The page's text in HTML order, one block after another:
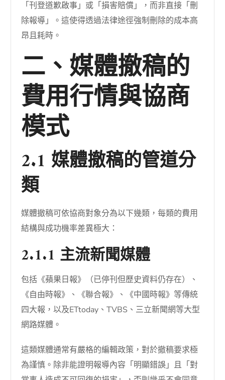
「刊登道歉啟事」或「損害賠償」，而非直接「刪
除報導」。這使得透過法律途徑強制刪除的成本高
昂且耗時。
二、媒體撤稿的
費用行情與協商
模式
2.1 媒體撤稿的管道分
類
媒體撤稿可依協商對象分為以下幾類，每類的費用
結構與成功機率差異極大：
2.1.1 主流新聞媒體
包括《蘋果日報》（已停刊但歷史資料仍存在）、
《自由時報》、《聯合報》、《中國時報》等傳統
四大報，以及ETtoday、TVBS、三立新聞網等大型
網路媒體。
這類媒體通常有嚴格的編輯政策，對於撤稿要求極
為謹慎。除非能證明報導內容「明顯錯誤」且「對